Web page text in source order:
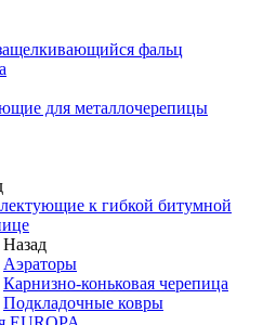
фальц
для металлочерепицы
к гибкой битумной
Назад
Аэраторы
Карнизно-коньковая черепица
Подкладочные ковры